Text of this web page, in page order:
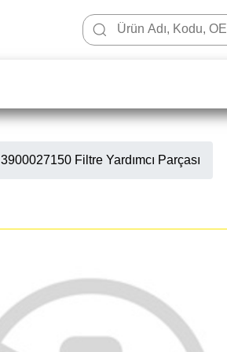
3900027150 Filtre Yardımcı Parçası